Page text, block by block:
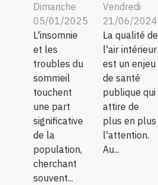
Dimanche
05/01/2025
L'insomnie
et les
troubles du
sommeil
touchent
une part
significative
de la
population,
cherchant
souvent...
Vendredi
21/06/2024
La qualité de
l'air intérieur
est un enjeu
de santé
publique qui
attire de
plus en plus
l'attention.
Au...